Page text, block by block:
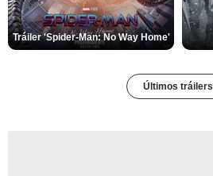
Tráiler 'Spider-Man: No Way Home'
Últimos tráilers